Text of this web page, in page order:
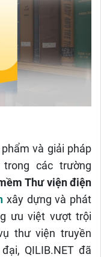
và giải pháp
các trường
Thư viện điện
xây dựng và phát
ưu việt vượt trội
thư viện truyền
QILIB.NET đã